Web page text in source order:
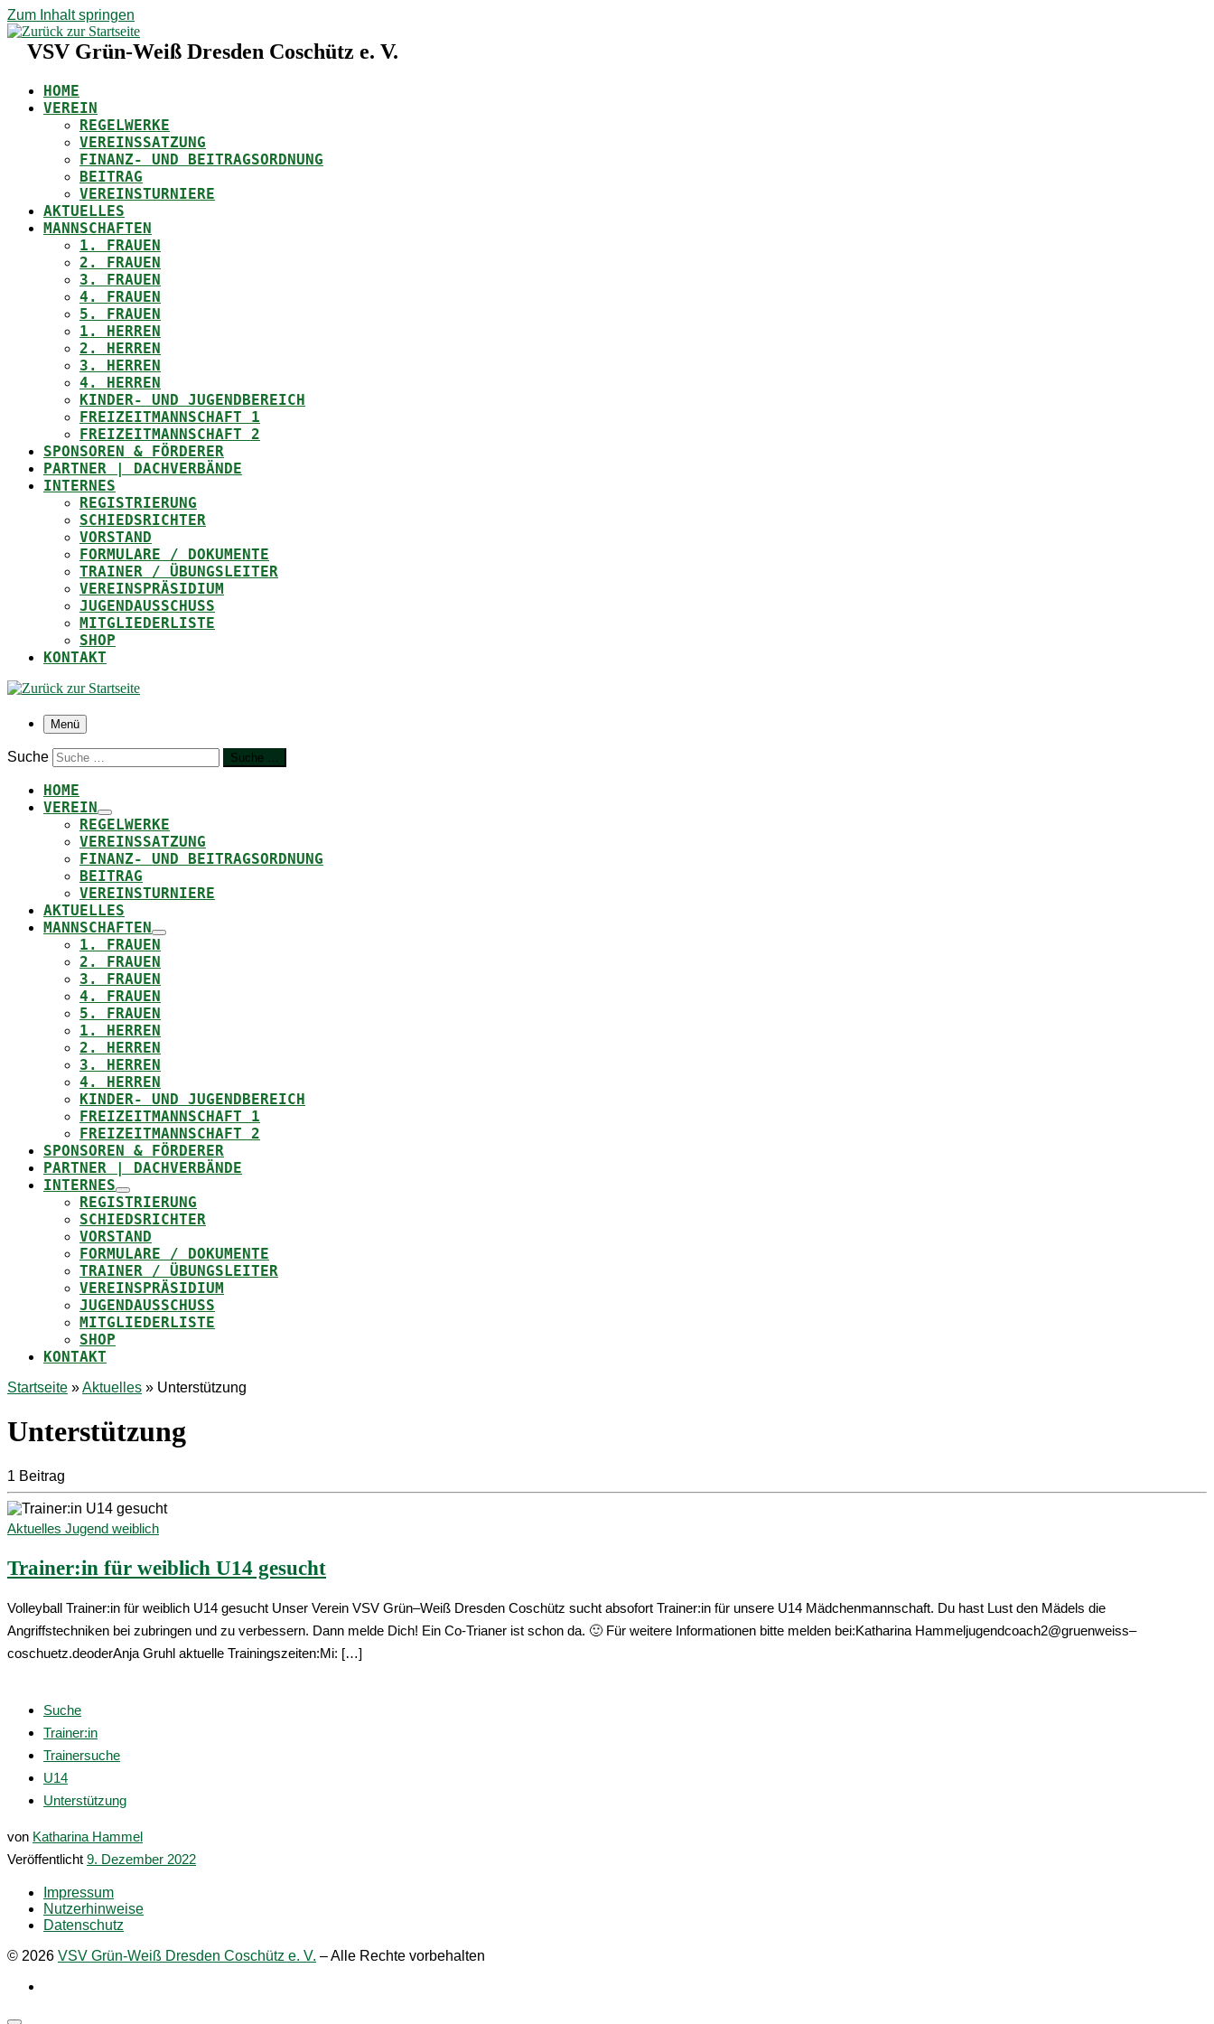
Zum Inhalt springen
VSV Grün-Weiß Dresden Coschütz e. V.
HOME
VEREIN
REGELWERKE
VEREINSSATZUNG
FINANZ- UND BEITRAGSORDNUNG
BEITRAG
VEREINSTURNIERE
AKTUELLES
MANNSCHAFTEN
1. FRAUEN
2. FRAUEN
3. FRAUEN
4. FRAUEN
5. FRAUEN
1. HERREN
2. HERREN
3. HERREN
4. HERREN
KINDER- UND JUGENDBEREICH
FREIZEITMANNSCHAFT 1
FREIZEITMANNSCHAFT 2
SPONSOREN & FÖRDERER
PARTNER | DACHVERBÄNDE
INTERNES
REGISTRIERUNG
SCHIEDSRICHTER
VORSTAND
FORMULARE / DOKUMENTE
TRAINER / ÜBUNGSLEITER
VEREINSPRÄSIDIUM
JUGENDAUSSCHUSS
MITGLIEDERLISTE
SHOP
KONTAKT
Menü
Suche Suche …
HOME
VEREIN
REGELWERKE
VEREINSSATZUNG
FINANZ- UND BEITRAGSORDNUNG
BEITRAG
VEREINSTURNIERE
AKTUELLES
MANNSCHAFTEN
1. FRAUEN
2. FRAUEN
3. FRAUEN
4. FRAUEN
5. FRAUEN
1. HERREN
2. HERREN
3. HERREN
4. HERREN
KINDER- UND JUGENDBEREICH
FREIZEITMANNSCHAFT 1
FREIZEITMANNSCHAFT 2
SPONSOREN & FÖRDERER
PARTNER | DACHVERBÄNDE
INTERNES
REGISTRIERUNG
SCHIEDSRICHTER
VORSTAND
FORMULARE / DOKUMENTE
TRAINER / ÜBUNGSLEITER
VEREINSPRÄSIDIUM
JUGENDAUSSCHUSS
MITGLIEDERLISTE
SHOP
KONTAKT
Startseite »Aktuelles » Unterstützung
Unterstützung
1 Beitrag
Aktuelles Jugend weiblich
Trainer:in für weiblich U14 gesucht
Volleyball Trainer:in für weiblich U14 gesucht Unser Verein VSV Grün–Weiß Dresden Coschütz sucht absofort Trainer:in für unsere U14 Mädchenmannschaft. Du hast Lust den Mädels die
Angriffstechniken bei zubringen und zu verbessern. Dann melde Dich! Ein Co-Trianer ist schon da. 🙂 Für weitere Informationen bitte melden bei:Katharina Hammeljugendcoach2@gruenweiss–
coschuetz.deoderAnja Gruhl aktuelle Trainingszeiten:Mi: […]
Suche
Trainer:in
Trainersuche
U14
Unterstützung
von Katharina Hammel
Veröffentlicht 9. Dezember 2022
Impressum
Nutzerhinweise
Datenschutz
© 2026 VSV Grün-Weiß Dresden Coschütz e. V. –Alle Rechte vorbehalten